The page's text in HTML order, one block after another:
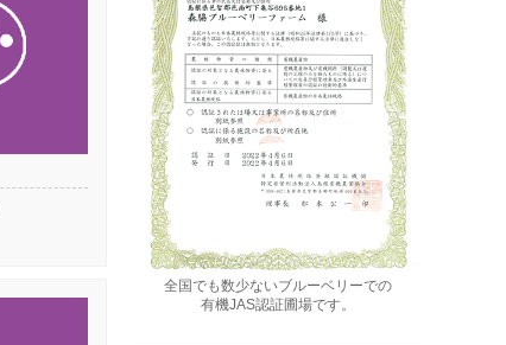
全国でも数少ないブルーベリーでの
有機JAS認証圃場です。